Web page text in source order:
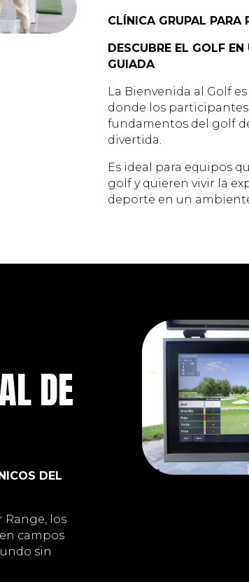
CLÍNICA GRUPAL PARA
DESCUBRE EL GOLF EN
GUIADA
La Bienvenida al Golf
donde los
fundamentos del golf
divertida.
Es ideal para equipos
golf y quieren vivir la
deporte en un
DE
DEL
Range, los
campos
sin